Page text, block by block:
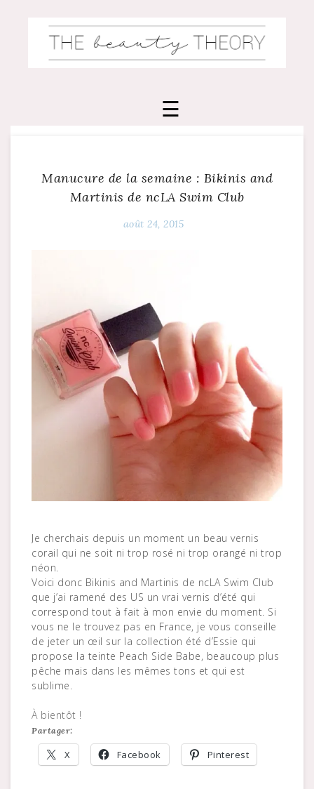
Manucure de la semaine : Bikinis and
Martinis de ncLA Swim Club
août 24, 2015
Je cherchais depuis un moment un beau vernis
corail qui ne soit ni trop rosé ni trop orangé ni trop
néon.
Voici donc Bikinis and Martinis de ncLA Swim Club
que j’ai ramené des US un vrai vernis d’été qui
correspond tout à fait à mon envie du moment. Si
vous ne le trouvez pas en France, je vous conseille
de jeter un œil sur la collection été d’Essie qui
propose la teinte Peach Side Babe, beaucoup plus
pêche mais dans les mêmes tons et qui est
sublime.
À bientôt !
Partager:
X Facebook Pinterest